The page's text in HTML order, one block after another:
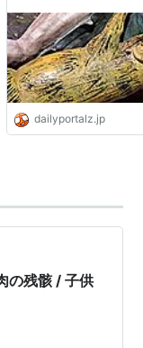
dailyportalz.jp
の残骸 / 子供